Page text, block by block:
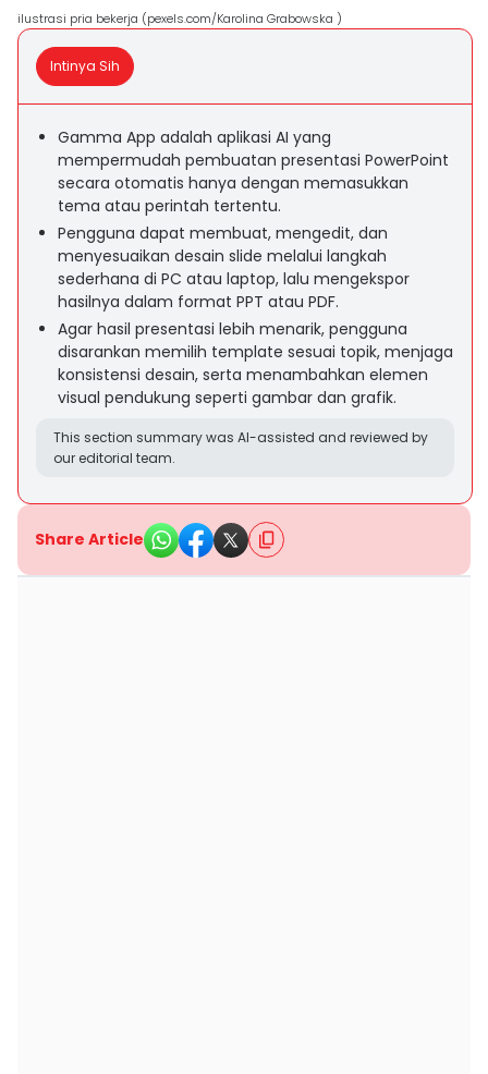
ilustrasi pria bekerja (pexels.com/Karolina Grabowska )
Intinya Sih
Gamma App adalah aplikasi AI yang
mempermudah pembuatan presentasi PowerPoint
secara otomatis hanya dengan memasukkan
tema atau perintah tertentu.
Pengguna dapat membuat, mengedit, dan
menyesuaikan desain slide melalui langkah
sederhana di PC atau laptop, lalu mengekspor
hasilnya dalam format PPT atau PDF.
Agar hasil presentasi lebih menarik, pengguna
disarankan memilih template sesuai topik, menjaga
konsistensi desain, serta menambahkan elemen
visual pendukung seperti gambar dan grafik.
This section summary was AI-assisted and reviewed by
our editorial team.
Share Article